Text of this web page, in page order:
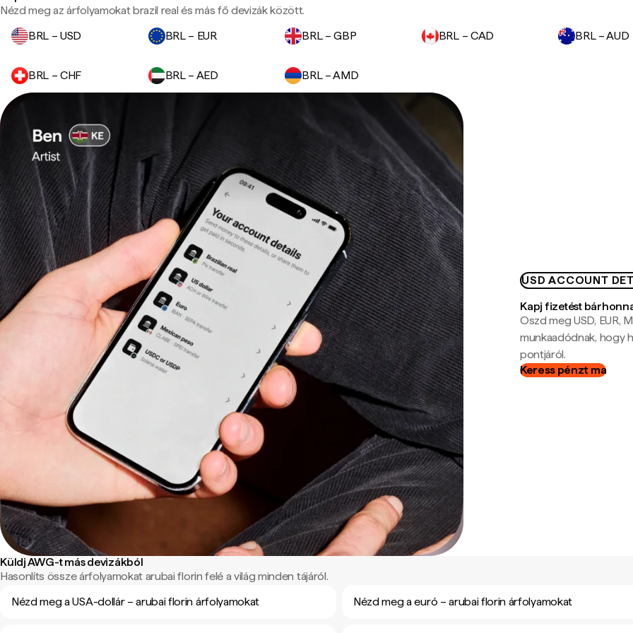
Nézd meg az árfolyamokat brazil real és más fő devizák között.
BRL – USD
BRL – EUR BRL – GBP BRL – CAD BRL – AUD
BRL – CHF BRL – AED BRL – AMD
USD ACCOUNT
Kapj fizetést
Oszd meg USD, EUR,
munkaadódnak, hogy
pontjáról.
Keress pénzt ma
Küldj AWG-t más devizákból
Hasonlíts össze árfolyamokat arubai florin felé a világ minden tájáról.
Nézd meg a USA-dollár – arubai florin árfolyamokat
Nézd meg a euró – arubai florin árfolyamokat